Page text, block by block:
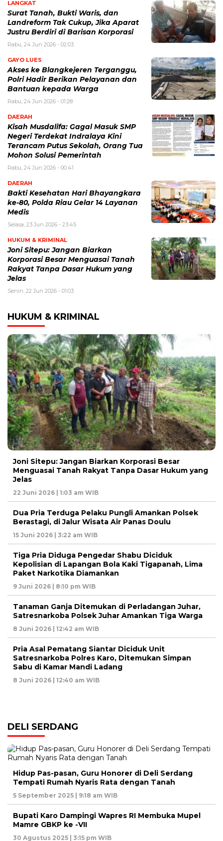
LANGKAT
Surat Tanah, Bukti Waris, dan
Landreform Tak Cukup, Jika Aparat
Justru Berdiri di Barisan Korporasi
Rabu, 24 Jun 2026 - 02:03
GAYO LUES
Akses ke Blangkejeren Terganggu,
Polri Hadir Berikan Pelayanan dan
Bantuan kepada Warga
Rabu, 24 Jun 2026 - 01:28
DAERAH
Kisah Musdalifa: Gagal Masuk SMP
Negeri Terdekat Indralaya Kini
Terancam Putus Sekolah, Orang Tua
Mohon Solusi Pemerintah
Rabu, 24 Jun 2026 - 00:41
DAERAH
Bakti Kesehatan Hari Bhayangkara
ke-80, Polda Riau Gelar 14 Layanan
Medis
Selasa, 23 Jun 2026 - 23:45
HUKUM & KRIMINAL
Joni Sitepu: Jangan Biarkan
Korporasi Besar Menguasai Tanah
Rakyat Tanpa Dasar Hukum yang
Jelas
Senin, 22 Jun 2026 - 01:03
HUKUM & KRIMINAL
Joni Sitepu: Jangan Biarkan Korporasi Besar
Menguasai Tanah Rakyat Tanpa Dasar Hukum yang
Jelas
22 Juni 2026 | 1:03 am WIB
Dua Pria Terduga Pelaku Pungli Amankan Polsek
Berastagi, di Jalur Wisata Air Panas Doulu
15 Juni 2026 | 3:22 am WIB
Tiga Pria Diduga Pengedar Shabu Diciduk
Kepolisian di Lapangan Bola Kaki Tigapanah, Lima
Paket Narkotika Diamankan
9 Juni 2026 | 8:10 pm WIB
Tanaman Ganja Ditemukan di Perladangan Juhar,
Satresnarkoba Polsek Juhar Amankan Tiga Warga
8 Juni 2026 | 12:42 am WIB
Pria Asal Pematang Siantar Diciduk Unit
Satresnarkoba Polres Karo, Ditemukan Simpan
Sabu di Kamar Mandi Ladang
8 Juni 2026 | 12:40 am WIB
DELI SERDANG
Hidup Pas-pasan, Guru Honorer di Deli Serdang
Tempati Rumah Nyaris Rata dengan Tanah
5 September 2025 | 9:18 am WIB
Bupati Karo Dampingi Wapres RI Membuka Mupel
Mamre GBKP ke -VII
30 Agustus 2025 | 3:15 pm WIB